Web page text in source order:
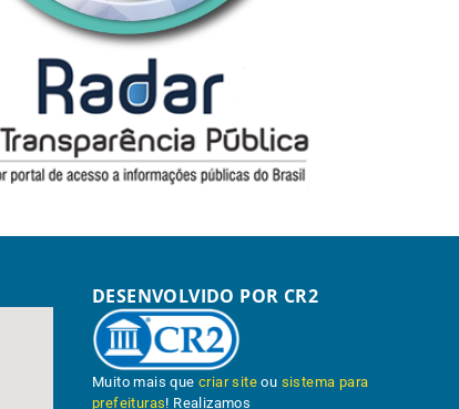
DESENVOLVIDO POR CR2
Muito mais quecriar site ou sistema para
prefeituras! Realizamos